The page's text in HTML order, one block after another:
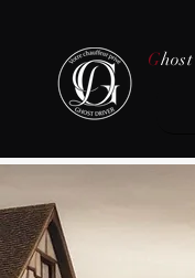
Ghost